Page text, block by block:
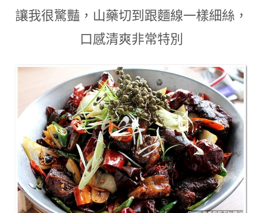
讓我很驚豔 ， 山藥切到跟麵線一樣細絲 ，
口感清爽非常特別